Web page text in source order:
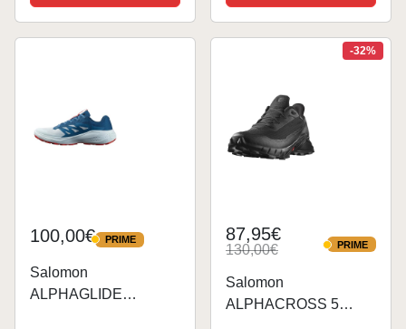
EU
100,00€ PRIME
PRIME
Salomon
ALPHAGLIDE
-32%
87,95€
130,00€ PRIME
PRIME
Salomon
ALPHACROSS 5